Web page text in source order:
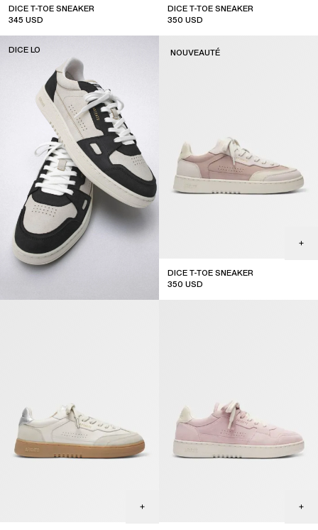
DICE T-TOE SNEAKER
345 USD
DICE T-TOE SNEAKER
350 USD
DICE LO
DICE T-TOE SNEAKER
350 USD
NOUVEAUTÉ